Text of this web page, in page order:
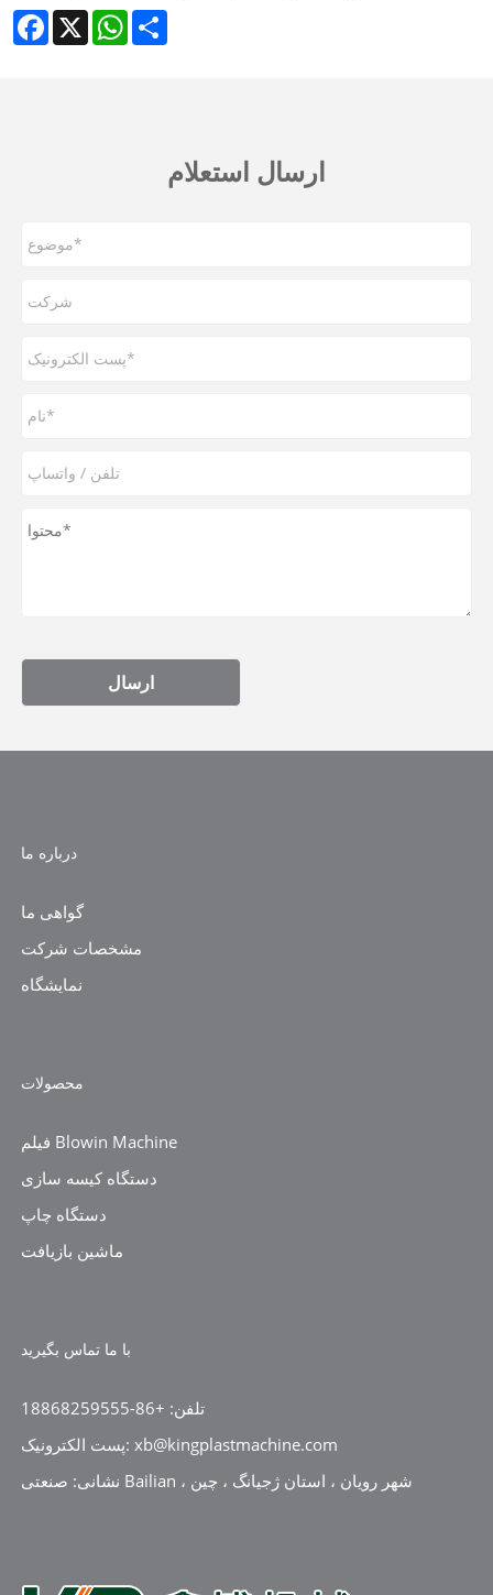
Facebook
X WhatsApp
ارسال استعلام
ارسال
درباره ما
گواهی ما
مشخصات شرکت
نمایشگاه
محصولات
فیلم Blowin Machine
دستگاه کیسه سازی
دستگاه چاپ
ماشین بازیافت
با ما تماس بگیرید
تلفن: +86-18868259555
پست الکترونیک: xb@kingplastmachine.com
نشانی: صنعتی Bailian ، شهر رویان ، استان ژجیانگ ، چین